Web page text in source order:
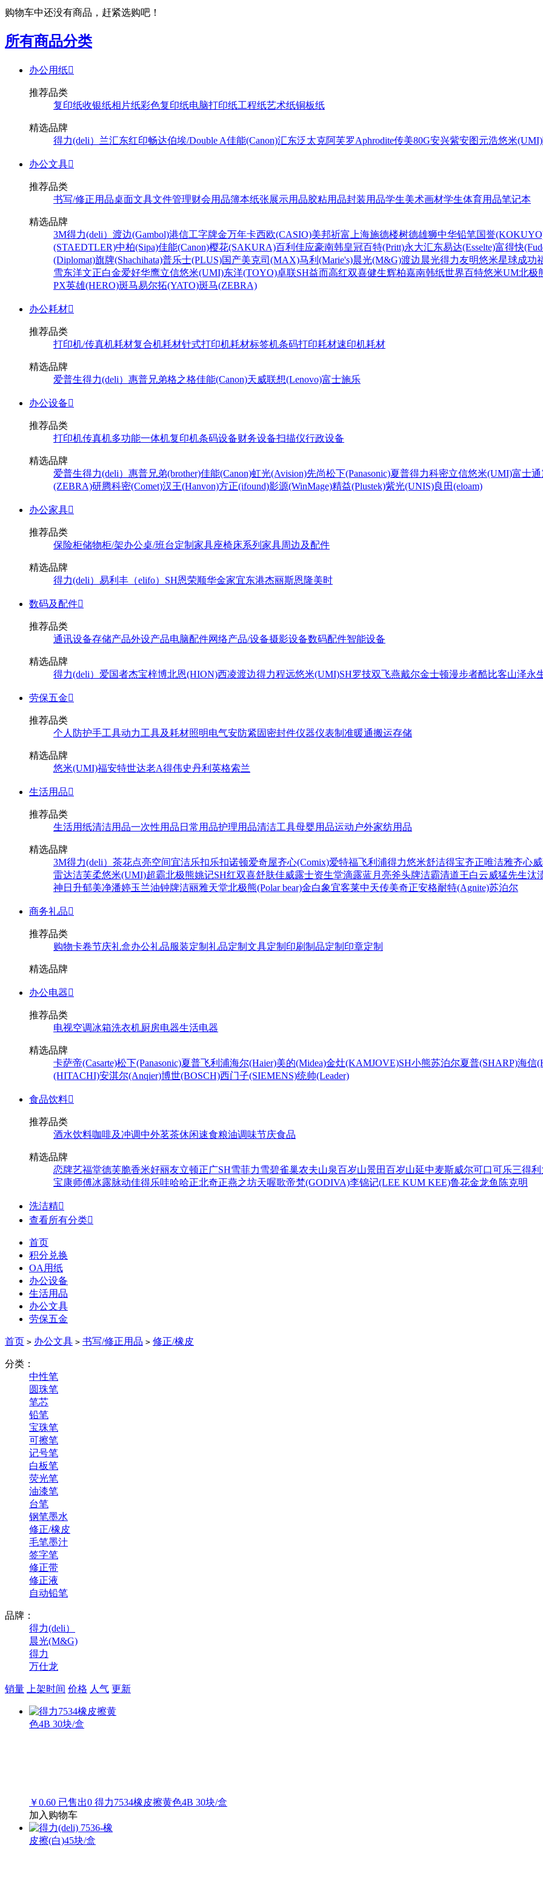
购物车中还没有商品，赶紧选购吧！
所有商品分类
办公用纸
推荐品类
复印纸收银纸相片纸彩色复印纸电脑打印纸工程纸艺术纸铜板纸
精选品牌
得力(deli） 兰汇东红印畅达伯埃/Double A佳能(Canon)汇东泛太克阿芙罗Aphrodite传美80G安兴紫安图元浩悠米(UMI)
办公文具
推荐品类
书写/修正用品桌面文具文件管理财会用品簿本纸张展示用品胶粘用品封装用品学生美术画材学生体育用品笔记本
精选品牌
3M得力(deli） 渡边(Gambol)港信工字牌金万年卡西欧(CASIO)美邦祈富 上海施德楼树德雄狮中华铅笔国誉
(STAEDTLER)中柏(Sipa)佳能(Canon)樱花(SAKURA)百利佳应豪南韩皇冠百特(Pritt)永大汇东易达(Esselte)富得快
(Diplomat)旗牌(Shachihata)普乐士(PLUS)国产美克司(MAX)马利(Marie's)晨光(M&G)渡边 晨光得力友明悠米星球成功
雪东洋文正白金爱好华鹰立信悠米(UMI)东洋(TOYO)卓联SH益而高红双喜健生辉柏嘉南韩纸世界百特悠米UM北极
PX英雄(HERO)斑马易尔拓(YATO)斑马(ZEBRA)
办公耗材
推荐品类
打印机/传真机耗材复合机耗材针式打印机耗材标签机条码打印耗材速印机耗材
精选品牌
爱普生得力(deli） 惠普兄弟格之格佳能(Canon)天威联想(Lenovo)富士施乐
办公设备
推荐品类
打印机传真机多功能一体机复印机条码设备财务设备扫描仪行政设备
精选品牌
爱普生得力(deli） 惠普兄弟(brother)佳能(Canon)虹光(Avision)先尚松下(Panasonic)夏普得力科密立信悠米(UMI)富士通
(ZEBRA)研腾科密(Comet)汉王(Hanvon)方正(ifound)影源(WinMage)精益(Plustek)紫光(UNIS)良田(eloam)
办公家具
推荐品类
保险柜储物柜/架办公桌/班台定制家具座椅床系列 家具周边及配件
精选品牌
得力(deli） 易利丰（elifo） SH恩荣顺华金家宜东港杰丽斯恩隆美时
数码及配件
推荐品类
通讯设备存储产品外设产品电脑配件网络产品/设备摄影设备数码配件智能设备
精选品牌
得力(deli） 爱国者杰宝梓博北恩(HION)西凌渡边得力程远悠米(UMI)SH罗技双飞燕戴尔金士顿漫步者酷比客山泽永
劳保五金
推荐品类
个人防护手工具动力工具及耗材照明电气安防紧固密封件仪器仪表制准暖通搬运存储
精选品牌
悠米(UMI)福安特世达老A得伟史丹利 英格索兰
生活用品
推荐品类
生活用纸清洁用品一次性用品 日常用品护理用品清洁工具母婴用品运动户外家纺用品
精选品牌
3M得力(deli） 茶花点亮空间宜洁乐扣乐扣诺顿爱奇屋齐心(Comix)爱特福飞利浦得力悠米舒洁得宝齐正唯洁雅齐心
雷达洁芙柔悠米(UMI)超霸北极熊姚记SH红双喜舒肤佳威露士资生堂滴露蓝月亮斧头牌洁霸清道王白云威猛先生汰
神 日升郁美净潘婷玉兰油钟牌洁丽雅天堂北极熊(Polar bear)金白象宜客莱中天传美奇正安格耐特(Agnite)苏泊尔
商务礼品
推荐品类
购物卡卷节庆礼盒办公礼品服装定制 礼品定制 文具定制 印刷制品定制 印章定制
精选品牌
办公电器
推荐品类
电视空调冰箱洗衣机厨房电器生活电器
精选品牌
卡萨帝(Casarte)松下(Panasonic)夏普飞利浦海尔(Haier)美的(Midea)金灶(KAMJOVE)SH小熊苏泊尔夏普(SHARP)海信
(HITACHI)安淇尔(Anqier)博世(BOSCH)西门子(SIEMENS)统帅(Leader)
食品饮料
推荐品类
酒水饮料咖啡及冲调中外茗茶休闲速食粮油调味节庆食品
精选品牌
恋牌艺福堂德芙脆香米好丽友立顿正广SH雪菲力雪碧雀巢农夫山泉百岁山景田百岁山延中麦斯威尔可口可乐三得利
宝康师傅冰露脉动佳得乐哇哈哈正北奇正燕之坊天喔歌帝梵(GODIVA)李锦记(LEE KUM KEE)鲁花金龙鱼 陈克明
洗洁精
查看所有分类
首页
积分兑换
OA用纸
办公设备
生活用品
办公文具
劳保五金
首页 > 办公文具 > 书写/修正用品 > 修正/橡皮
分类：
中性笔
圆珠笔
笔芯
铅笔
宝珠笔
可擦笔
记号笔
白板笔
荧光笔
油漆笔
台笔
钢笔墨水
修正/橡皮
毛笔墨汁
签字笔
修正带
修正液
自动铅笔
品牌：
得力(deli）
晨光(M&G)
得力
万仕龙
销量 上架时间 价格 人气 更新
￥0.60 已售出0 得力7534橡皮擦黄色4B 30块/盒
加入购物车